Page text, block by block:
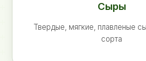
Сыры
Твердые, мягкие, плавленые
сорта